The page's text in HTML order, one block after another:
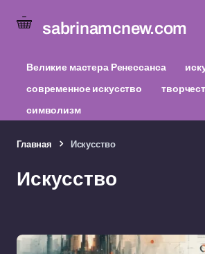
sabrinamcnew.com
Великие мастера Ренессанса
современное искусство
символизм
Главная Искусство
Искусство